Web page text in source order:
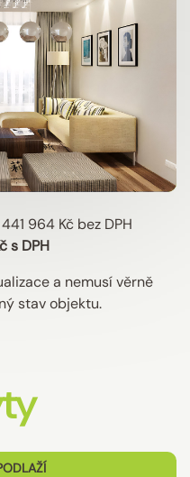
964 Kč bez DPH
s DPH
a nemusí věrně
stav objektu.